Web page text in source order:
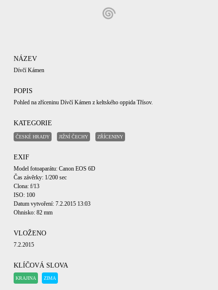
NÁZEV
Dívčí Kámen
POPIS
Pohled na zříceninu Dívčí Kámen z keltského oppida Třísov.
KATEGORIE
ČESKÉ HRADY JIŽNÍ ČECHY ZŘÍCENINY
EXIF
Model fotoaparátu: Canon EOS 6D
Čas závěrky: 1/200 sec
Clona: f/13
ISO: 100
Datum vytvoření: 7.2.2015 13:03
Ohnisko: 82 mm
VLOŽENO
7.2.2015
KLÍČOVÁ SLOVA
KRAJINA ZIMA